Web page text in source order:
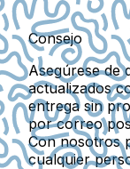
Consejo
Asegúrese de
actualizados
entrega sin
por correo
Con nosotros
cualquier